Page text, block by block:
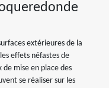
extérieures de la
effets néfastes de
mise en place des
se réaliser sur les